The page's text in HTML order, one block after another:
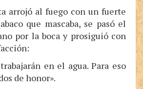
arrojó al fuego con un fuerte
que mascaba, se pasó el
por la boca y prosiguió con
en el agua. Para eso
de honor».